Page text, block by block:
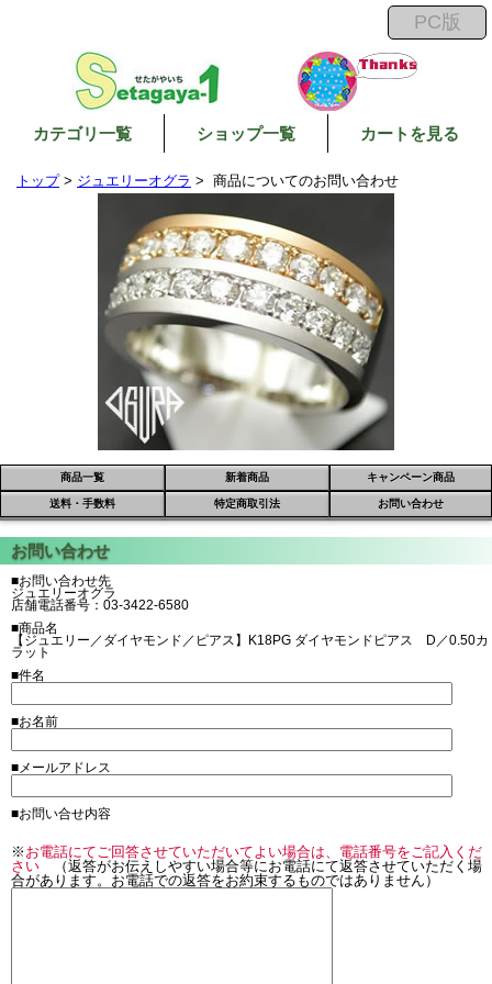
カテゴリ一覧 ショップ一覧 カートを見る
トップ> ジュエリーオグラ > 商品についてのお問い合わせ
商品一覧 新着商品 キャンペーン商品
送料・手数料 特定商取引法 お問い合わせ
■お問い合わせ先
ジュエリーオグラ
店舗電話番号：03-3422-6580
■商品名
【ジュエリー／ダイヤモンド／ピアス】K18PG ダイヤモンドピアス D／0.50カ
ラット
■件名
■お名前
■メールアドレス
■お問い合せ内容
※ お電話にてご回答させていただいてよい場合は、電話番号をご記入くだ
さい （返答がお伝えしやすい場合等にお電話にて返答させていただく場
合があります。お電話での返答をお約束するものではありません）